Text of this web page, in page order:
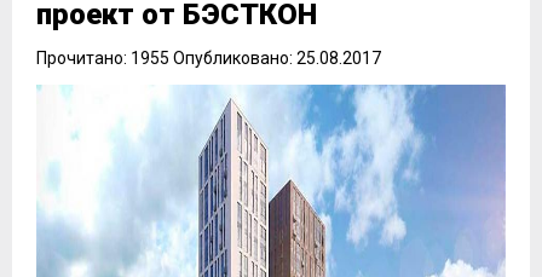
проект от БЭСТКОН
Прочитано: 1955 Опубликовано: 25.08.2017